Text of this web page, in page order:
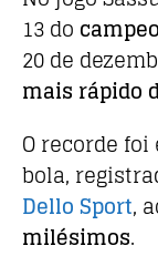
c
e
b
o
o
k
it
te
r
13 do
20 de
mais rápido
O recorde
bola,
Dello Sport,
milésimos.